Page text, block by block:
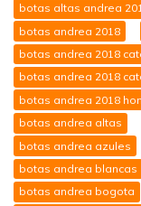
botas altas andrea
botas andrea 2018
botas andrea 2018
botas andrea 2018
botas andrea 2018
botas andrea altas
botas andrea azules
botas andrea blancas
botas andrea bogota